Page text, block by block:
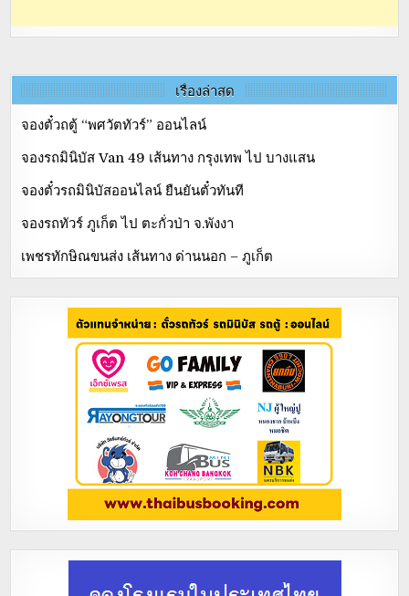
เรื่องล่าสุด
จองตั๋วถตู้ “พศวัตทัวร์” ออนไลน์
จองรถมินิบัส Van 49 เส้นทาง กรุงเทพ ไป บางแสน
จองตั๋วรถมินิบัสออนไลน์ ยืนยันตั๋วทันที
จองรถทัวร์ ภูเก็ต ไป ตะกั่วป่า จ.พังงา
เพชรทักษิณขนส่ง เส้นทาง ด่านนอก – ภูเก็ต